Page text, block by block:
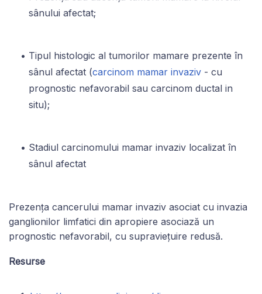
sânului afectat;
Tipul histologic al tumorilor mamare prezente în
sânul afectat (carcinom mamar invaziv - cu
prognostic nefavorabil sau carcinom ductal in
situ);
Stadiul carcinomului mamar invaziv localizat în
sânul afectat
Prezența cancerului mamar invaziv asociat cu invazia
ganglionilor limfatici din apropiere asociază un
prognostic nefavorabil, cu supraviețuire redusă.
Resurse